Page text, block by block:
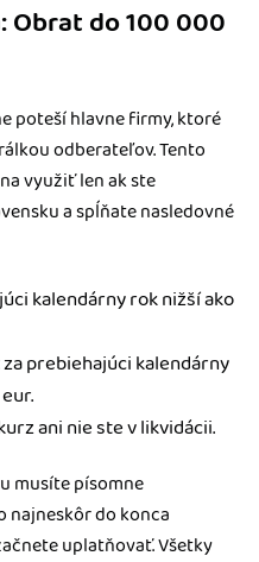
Obrat do 100 000
poteší hlavne firmy, ktoré
odberateľov. Tento
využiť len ak ste
a spĺňate nasledovné
kalendárny rok nižší ako
prebiehajúci kalendárny
ani nie ste v likvidácii.
musíte písomne
najneskôr do konca
uplatňovať. Všetky